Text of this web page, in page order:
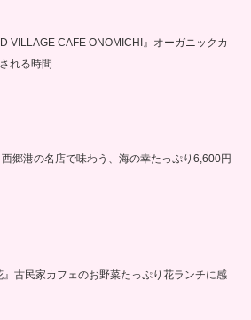
VILLAGE CAFE ONOMICHI』オーガニックカ
れる時間
郷港の名店で味わう、海の幸たっぷり6,600円
古民家カフェのお野菜たっぷり花ランチに感